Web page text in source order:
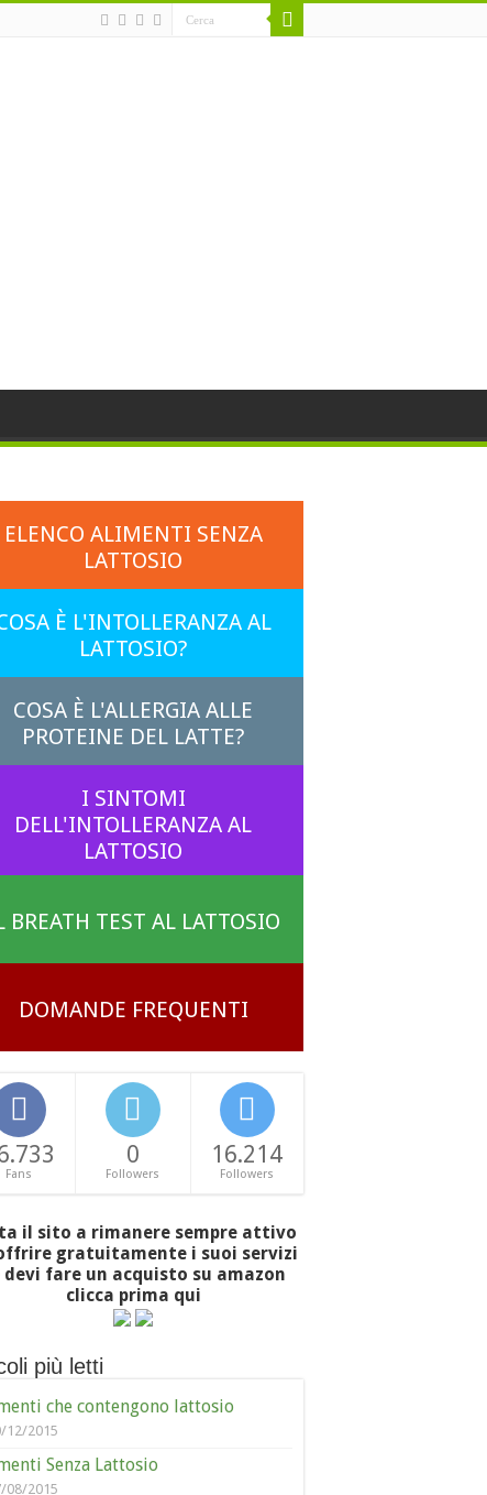
ELENCO ALIMENTI SENZA
LATTOSIO
È L'INTOLLERANZA AL
LATTOSIO?
COSA È L'ALLERGIA ALLE
PROTEINE DEL LATTE?
I SINTOMI
DELL'INTOLLERANZA AL
LATTOSIO
BREATH TEST AL LATTOSIO
DOMANDE FREQUENTI
Fans
0
Followers
16.214
Followers
il sito a rimanere sempre attivo
gratuitamente i suoi servizi
devi fare un acquisto su amazon
clicca prima qui
più letti
che contengono lattosio
12/2015
Senza Lattosio
08/2015